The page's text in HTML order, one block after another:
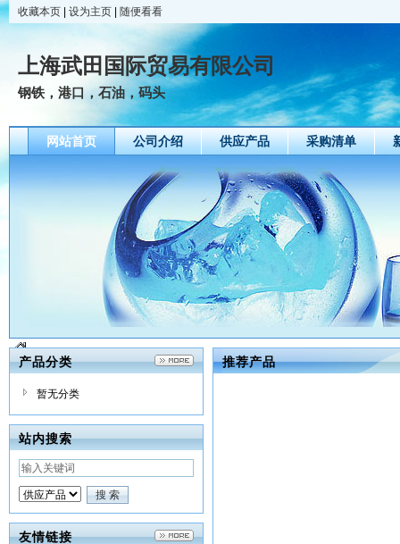
收藏本页 设为主页 随便看看
上海武田国际贸易有限公司
钢铁，港口，石油，码头
网站首页 公司介绍 供应产品 采购清单
产品分类
暂无分类
站内搜索
友情链接
推荐产品